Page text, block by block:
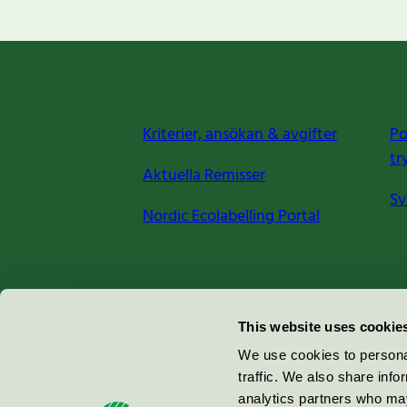
This website uses
We use cookies to
traffic. We also share
analytics partners who
Kriterier, ansökan & avgifter
Aktuella Remisser
Nordic Ecolabelling Portal
Miljömärkning Sverige AB
100 64